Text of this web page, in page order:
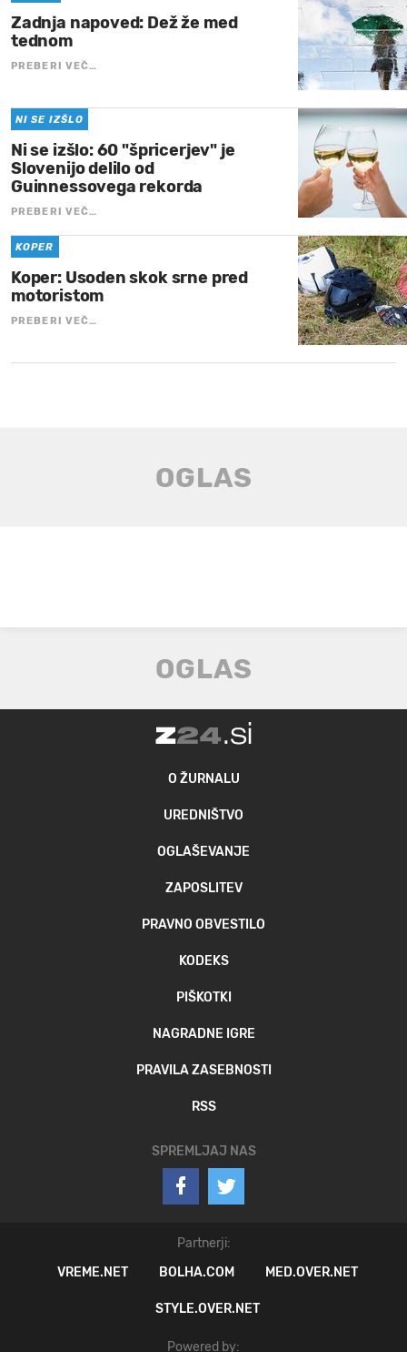
Zadnja napoved: Dež že med
tednom
PREBERI VEČ…
NI SE IZŠLO
Ni se izšlo: 60 "špricerjev" je
Slovenijo delilo od
Guinnessovega rekorda
PREBERI VEČ…
KOPER
Koper: Usoden skok srne pred
motoristom
PREBERI VEČ…
O ŽURNALU
UREDNIŠTVO
OGLAŠEVANJE
ZAPOSLITEV
PRAVNO OBVESTILO
KODEKS
PIŠKOTKI
NAGRADNE IGRE
PRAVILA ZASEBNOSTI
RSS
SPREMLJAJ NAS
Partnerji:
VREME.NET
BOLHA.COM MED.OVER.NET
STYLE.OVER.NET
Powered by: